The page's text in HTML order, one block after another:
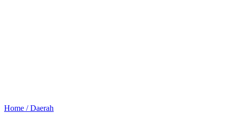
Home /Daerah